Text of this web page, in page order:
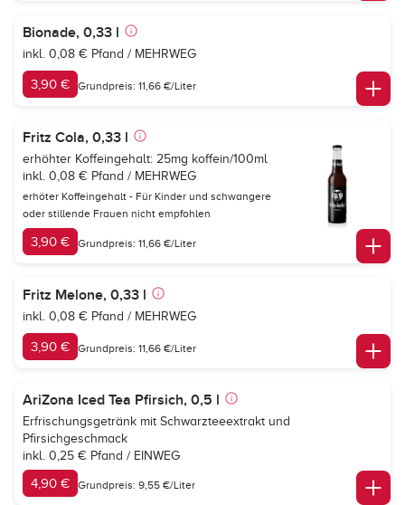
Bionade, 0,33 l
inkl. 0,08 € Pfand / MEHRWEG
3,90 € Grundpreis: 11,66 €/Liter
Fritz Cola, 0,33 l
erhöhter Koffeingehalt: 25mg koffein/100ml
inkl. 0,08 € Pfand / MEHRWEG
erhöter Koffeingehalt - Für Kinder und schwangere
oder stillende Frauen nicht empfohlen
3,90 € Grundpreis: 11,66 €/Liter
Fritz Melone, 0,33 l
inkl. 0,08 € Pfand / MEHRWEG
3,90 € Grundpreis: 11,66 €/Liter
AriZona Iced Tea Pfirsich, 0,5 l
Erfrischungsgetränk mit Schwarzteeextrakt und
Pfirsichgeschmack
inkl. 0,25 € Pfand / EINWEG
4,90 € Grundpreis: 9,55 €/Liter